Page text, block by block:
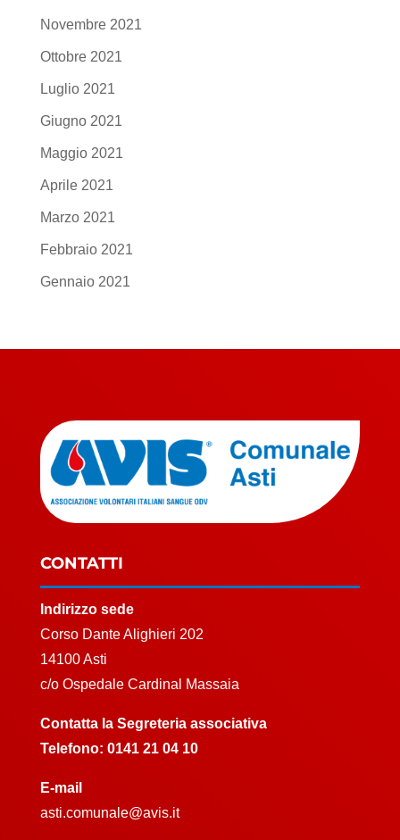
Novembre 2021
Ottobre 2021
Luglio 2021
Giugno 2021
Maggio 2021
Aprile 2021
Marzo 2021
Febbraio 2021
Gennaio 2021
CONTATTI
Indirizzo sede
Corso Dante Alighieri 202
14100 Asti
c/o Ospedale Cardinal Massaia
Contatta la Segreteria associativa
Telefono: 0141 21 04 10
E-mail
asti.comunale@avis.it